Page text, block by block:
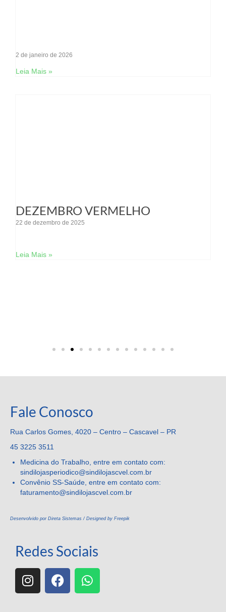
2 de janeiro de 2026
Leia Mais »
DEZEMBRO VERMELHO
22 de dezembro de 2025
Leia Mais »
Fale Conosco
Rua Carlos Gomes, 4020 – Centro – Cascavel – PR
45 3225 3511
Medicina do Trabalho, entre em contato com:
sindilojasperiodico@sindilojascvel.com.br
Convênio SS-Saúde, entre em contato com:
faturamento@sindilojascvel. com.br
Desenvolvido por Direta Sistemas / Designed by Freepik
Redes Sociais